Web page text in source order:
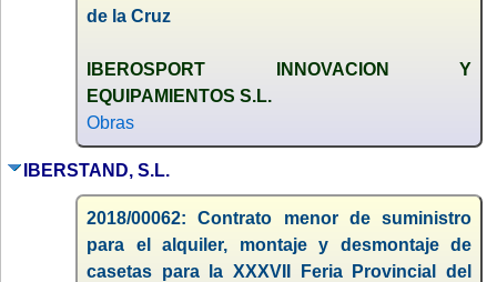
de la Cruz
IBEROSPORT INNOVACION Y
EQUIPAMIENTOS S.L.
Obras
IBERSTAND, S.L.
2018/00062: Contrato menor de suministro
para el alquiler, montaje y desmontaje de
casetas para la XXXVII Feria Provincial del